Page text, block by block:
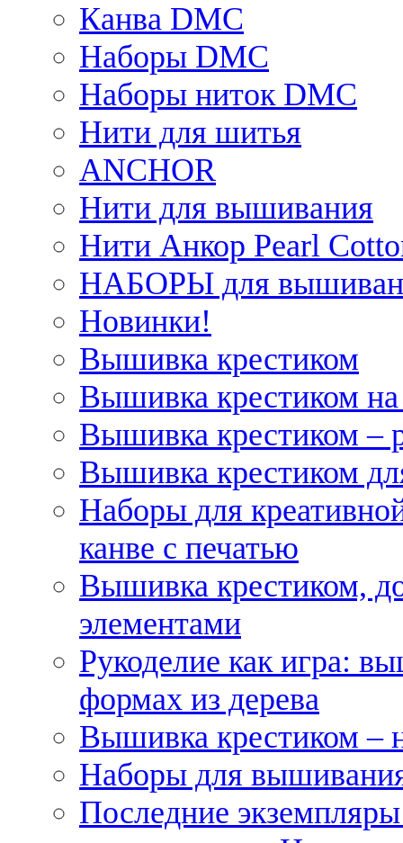
Канва DMC
Наборы DMC
Наборы ниток DMC
Нити для шитья
ANCHOR
Нити для вышивания
Нити Анкор Pearl
НАБОРЫ для
Новинки!
Вышивка крестиком
Вышивка крестиком
Вышивка крестиком –
Вышивка крестиком
Наборы для
канве с печатью
Вышивка крестиком,
элементами
Рукоделие как игра:
формах из дерева
Вышивка крестиком –
Наборы для
Последние